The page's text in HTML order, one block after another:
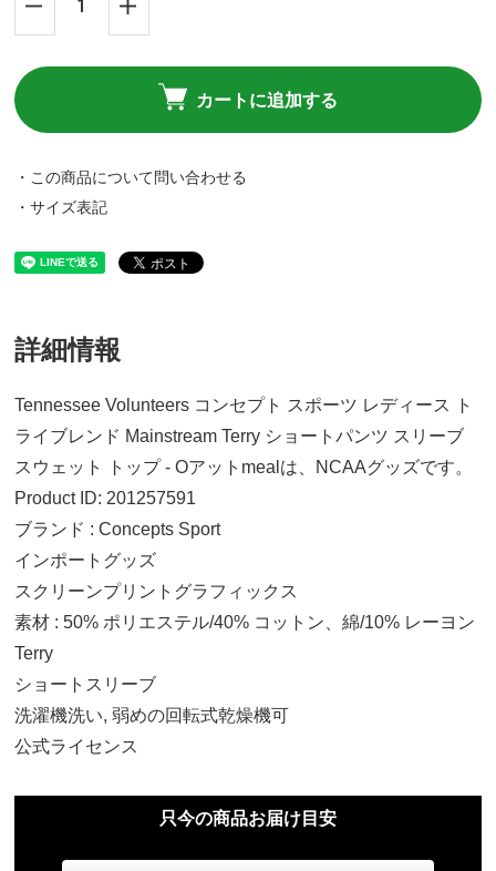
カートに追加する
・この商品について問い合わせる
・サイズ表記
詳細情報
Tennessee Volunteers コンセプト スポーツ レディース ト
ライブレンド Mainstream Terry ショートパンツ スリーブ
スウェット トップ - Oアットmealは、NCAAグッズです。
Product ID: 201257591
ブランド : Concepts Sport
インポートグッズ
スクリーンプリントグラフィックス
素材 : 50% ポリエステル/40% コットン、綿/10% レーヨン
Terry
ショートスリーブ
洗濯機洗い, 弱めの回転式乾燥機可
公式ライセンス
只今の商品お届け目安